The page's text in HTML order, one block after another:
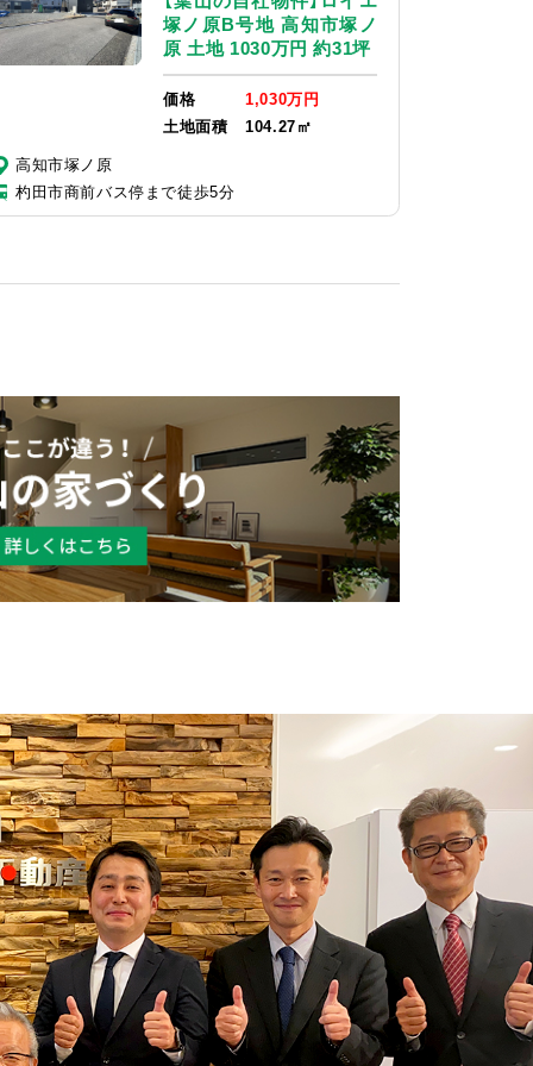
塚ノ原B号地 高知市塚ノ
原 土地 1030万円 約31坪
価格
1,030万円
土地面積
104.27㎡
高知市塚ノ原
杓田市商前バス停まで徒歩5分